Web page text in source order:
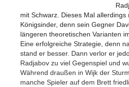
mit Schwarz. Dieses Mal
Königsinder, denn sein Gegner
längeren theoretischen Varianten
Eine erfolgreiche Strategie, denn
stand er besser. Dann verlor er
Radjabov zu viel Gegenspiel und
Während draußen in Wijk der
manche Spieler auf dem Brett